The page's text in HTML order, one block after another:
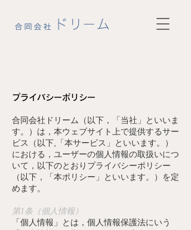
プライバシーポリシー
合同会社ドリーム（以下，「当社」といいま
す。）は，本ウェブサイト上で提供するサー
ビス（以下,「本サービス」といいます。）
における，ユーザーの個人情報の取扱いにつ
いて，以下のとおりプライバシーポリシー
（以下，「本ポリシー」といいます。）を定
めます。
第1条（個人情報）
「個人情報」とは，個人情報保護法にいう